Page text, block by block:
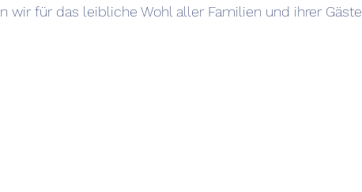
wir für das leibliche Wohl aller Familien und ihrer Gäste.